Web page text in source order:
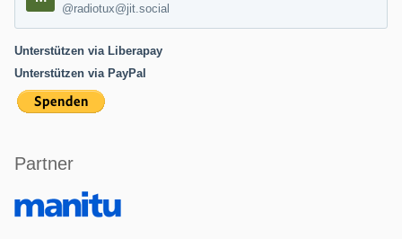
@radiotux@jit.social
Unterstützen via Liberapay
Unterstützen via PayPal
Partner